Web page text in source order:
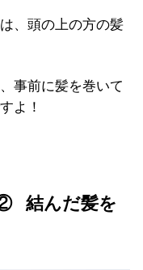
、頭の上の方の髪
事前に髪を巻いて
よ！
結んだ髪を